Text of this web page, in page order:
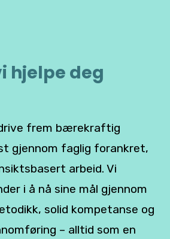
hjelpe deg
frem bærekraftig
gjennom faglig forankret,
arbeid. Vi
i å nå sine mål gjennom
solid kompetanse og
– alltid som en